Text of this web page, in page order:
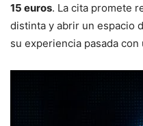
15 euros. La cita promete
distinta y abrir un espacio
su experiencia pasada